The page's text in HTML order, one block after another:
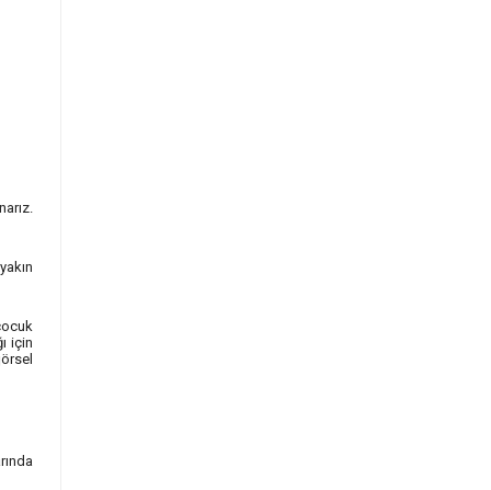
için